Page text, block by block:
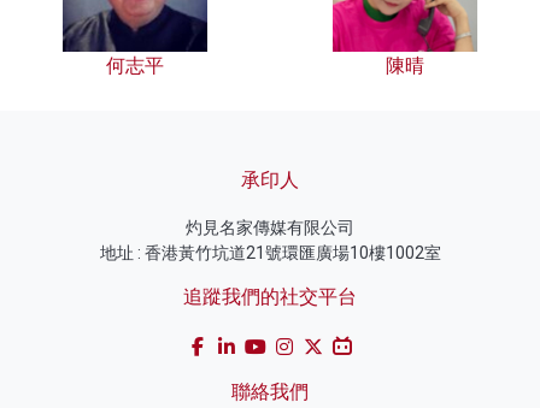
何志平 陳晴
承印人
灼見名家傳媒有限公司
地址 : 香港黃竹坑道21號環匯廣場10樓1002室
追蹤我們的社交平台
聯絡我們